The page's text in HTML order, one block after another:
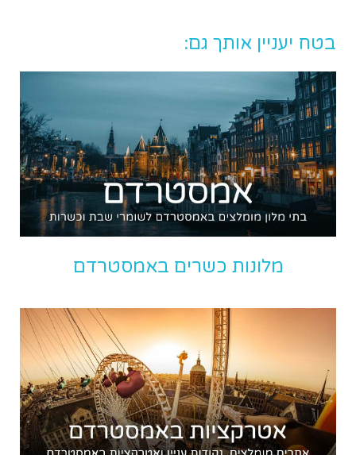
בטח יעניין אותך גם:
מלונות כשרים באמסטרדם